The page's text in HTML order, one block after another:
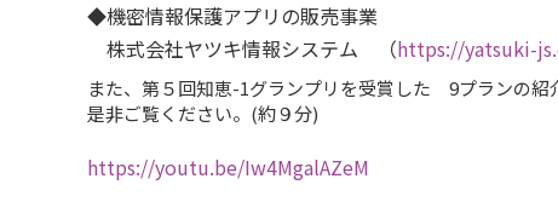
◆機密情報保護アプリの販売事業
株式会社ヤツキ情報システム （https://yatsuki-
また、第５回知恵-1グランプリを受賞した 9プランの紹
是非ご覧ください。(約９分)
https://youtu.be/Iw4MgalAZeM